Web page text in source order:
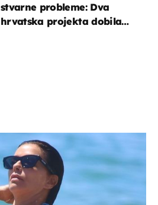
stvarne probleme: Dva
hrvatska projekta dobila